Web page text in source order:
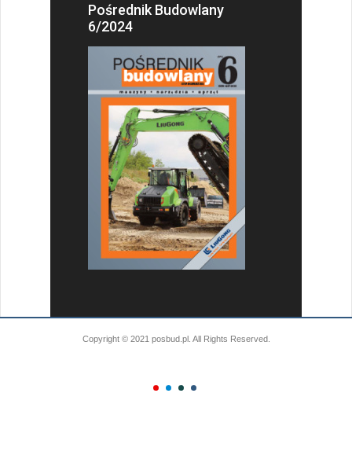
Pośrednik Budowlany
6/2024
Copyright © 2021 posbud.pl. All Rights Reserved.